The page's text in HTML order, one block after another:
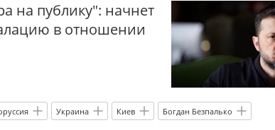
на публику": начнет
в отношении
Украина Киев Богдан Безпалько